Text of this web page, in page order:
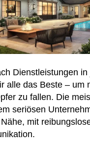
Dienstleistungen in
alle das Beste – um
zu fallen. Die
seriösen
mit